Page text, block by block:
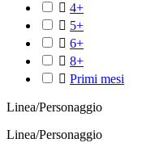
 4+
 5+
 6+
 8+
 Primi mesi
Linea/Personaggio
Linea/Personaggio